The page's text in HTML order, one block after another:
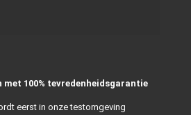
met 100% tevredenheidsgarantie
eerst in onze testomgeving